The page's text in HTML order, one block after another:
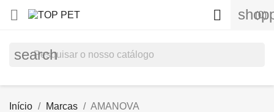
 (0)

search
Início Marcas AMANOVA